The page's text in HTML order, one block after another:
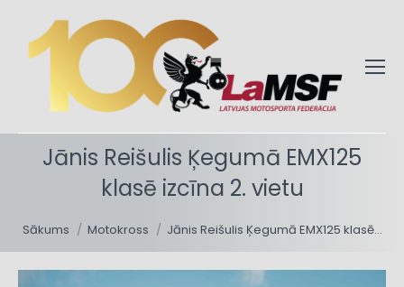
Jānis Reišulis Ķegumā EMX125
klasē izcīna 2. vietu
Sākums Motokross Jānis Reišulis Ķegumā EMX125 klasē…